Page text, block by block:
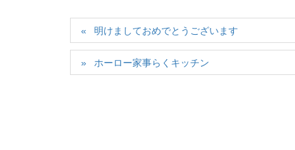
明けましておめでとうございます
ホーロー家事らくキッチン